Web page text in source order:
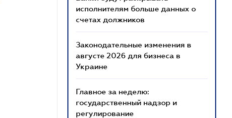
исполнителям больше данных о
счетах должников
Законодательные изменения в
августе 2026 для бизнеса в
Украине
Главное за неделю:
государственный надзор и
регулирование